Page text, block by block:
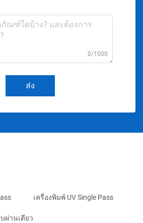
0/1000
ส่ง
เครื่องพิมพ์ UV Single Pass
ผ่านเดียว